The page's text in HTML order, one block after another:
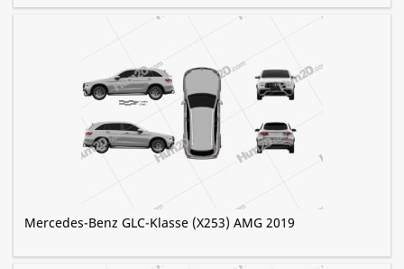
Mercedes-Benz GLC-Klasse (X253) AMG 2019